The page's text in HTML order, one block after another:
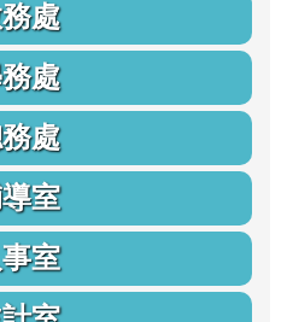
處
處
處
室
室